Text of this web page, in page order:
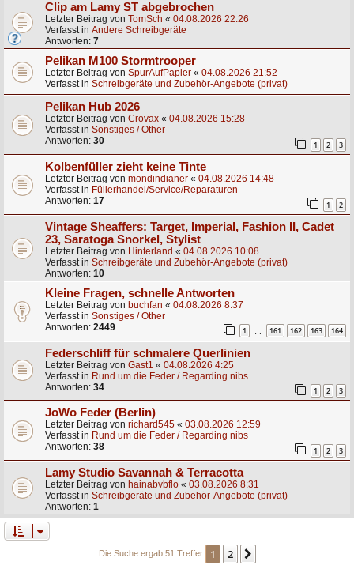
Clip am Lamy ST abgebrochen
Letzter Beitrag von TomSch « 04.08.2026 22:26
Verfasst in Andere Schreibgeräte
Antworten: 7
Pelikan M100 Stormtrooper
Letzter Beitrag von SpurAufPapier « 04.08.2026 21:52
Verfasst in Schreibgeräte und Zubehör-Angebote (privat)
Pelikan Hub 2026
Letzter Beitrag von Crovax « 04.08.2026 15:28
Verfasst in Sonstiges / Other
Antworten: 30 1 2 3
Kolbenfüller zieht keine Tinte
Letzter Beitrag von mondindianer « 04.08.2026 14:48
Verfasst in Füllerhandel/Service/Reparaturen
Antworten: 17 1 2
Vintage Sheaffers: Target, Imperial, Fashion II, Cadet
23, Saratoga Snorkel, Stylist
Letzter Beitrag von Hinterland « 04.08.2026 10:08
Verfasst in Schreibgeräte und Zubehör-Angebote (privat)
Antworten: 10
Kleine Fragen, schnelle Antworten
Letzter Beitrag von buchfan « 04.08.2026 8:37
Verfasst in Sonstiges / Other
Antworten: 2449 1 161 162 163 164
Federschliff für schmalere Querlinien
Letzter Beitrag von Gast1 « 04.08.2026 4:25
Verfasst in Rund um die Feder / Regarding nibs
Antworten: 34 1 2 3
JoWo Feder (Berlin)
Letzter Beitrag von richard545 « 03.08.2026 12:59
Verfasst in Rund um die Feder / Regarding nibs
Antworten: 38 1 2 3
Lamy Studio Savannah & Terracotta
Letzter Beitrag von hainabvbflo « 03.08.2026 8:31
Verfasst in Schreibgeräte und Zubehör-Angebote (privat)
Antworten: 1
Die Suche ergab 51 Treffer 1 2